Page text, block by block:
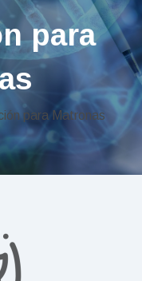
para
para Matronas